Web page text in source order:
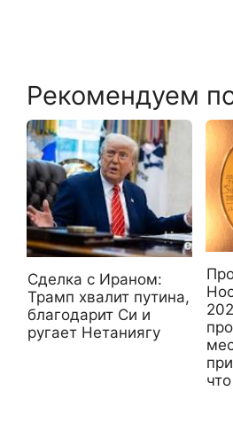
Рекомендуем
Сделка с Ираном:
Трамп хвалит путина,
благодарит Си и
ругает Нетаниягу